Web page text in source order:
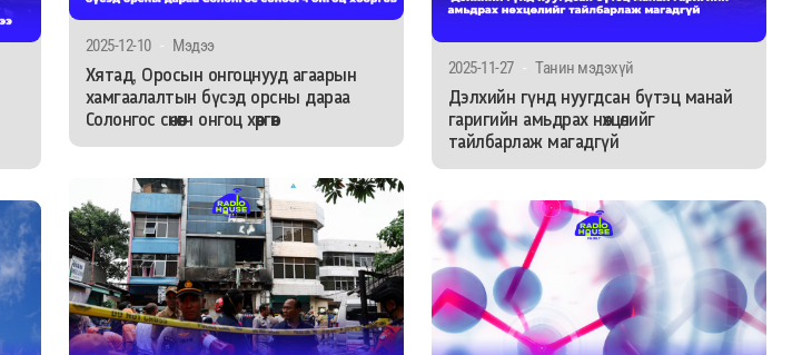
2025-12-10 - Мэдээ
Хятад, Оросын онгоцнууд агаарын
хамгаалалтын бүсэд орсны дараа
Солонгос сөнөөгч онгоц хөөргөв
2025-11-27 - Танин мэдэхүй
Дэлхийн гүнд нуугдсан бүтэц манай
гаригийн амьдрах нөхцөлийг
тайлбарлаж магадгүй